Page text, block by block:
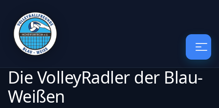
Die VolleyRadler der Blau-
Weißen